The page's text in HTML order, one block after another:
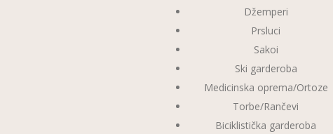
Džemperi
Prsluci
Sakoi
Ski garderoba
Medicinska oprema/Ortoze
Torbe/Rančevi
Biciklistička garderoba